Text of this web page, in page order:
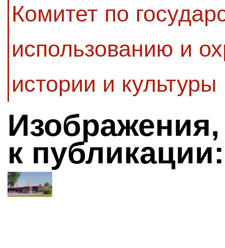
Комитет по
использованию и
истории и культуры
к публикации: